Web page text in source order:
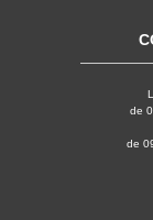
de
de